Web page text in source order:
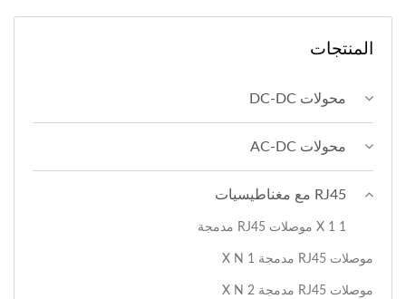
المنتجات
محولات DC-DC
محولات AC-DC
RJ45 مع مغناطيسيات
1 X 1 موصلات RJ45 مدمجة
موصلات RJ45 مدمجة 1 X N
موصلات RJ45 مدمجة 2 X N